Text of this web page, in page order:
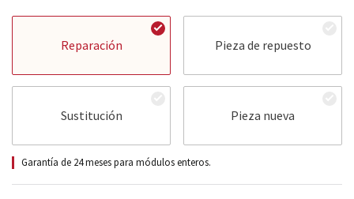
Reparación Pieza de repuesto
Sustitución Pieza nueva
Garantía de 24 meses para módulos enteros.